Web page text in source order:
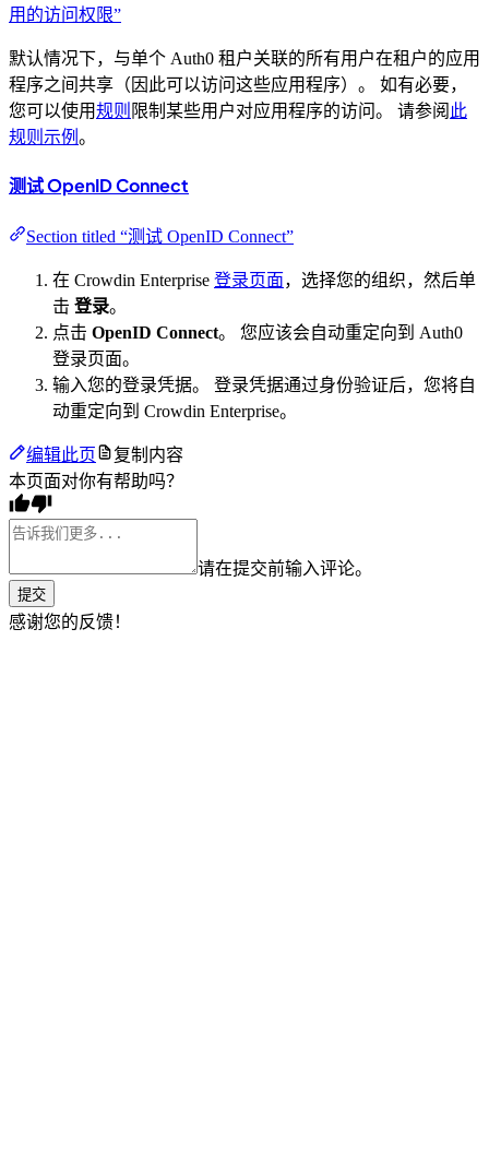
用的访问权限”
默认情况下，与单个 Auth0 租户关联的所有用户在租户的应用
程序之间共享（因此可以访问这些应用程序）。 如有必要，
您可以使用规则 限制某些用户对应用程序的访问。 请参阅 此
规则示例 。
测试 OpenID Connect
Section titled “测试 OpenID Connect”
在 Crowdin Enterprise 登录页面，选择您的组织，然后单
击 登录。
点击 OpenID Connect。 您应该会自动重定向到 Auth0
登录页面。
输入您的登录凭据。 登录凭据通过身份验证后，您将自
动重定向到 Crowdin Enterprise。
编辑此页
复制内容
本页面对你有帮助吗？
请在提交前输入评论。
提交
感谢您的反馈！